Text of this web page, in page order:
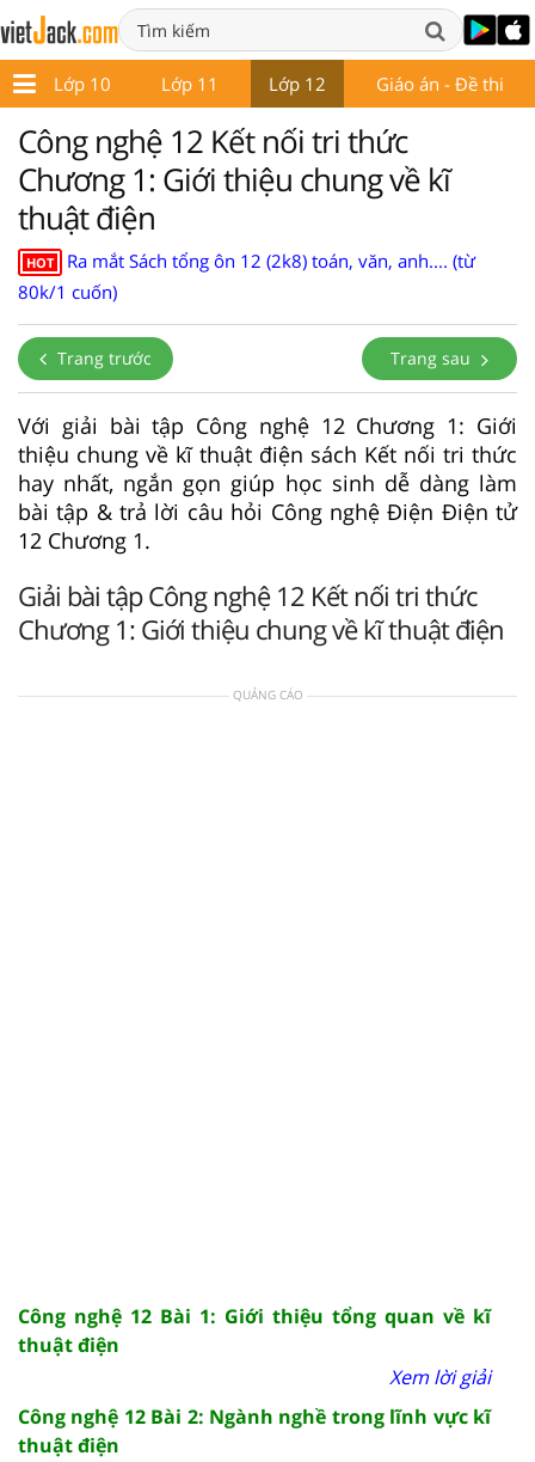
Lớp 10 Lớp 11 Lớp 12 Giáo án - Đề thi
Công nghệ 12 Kết nối tri thức
Chương 1: Giới thiệu chung về kĩ
thuật điện
HOT
Ra mắt Sách tổng ôn 12 (2k8) toán, văn, anh.... (từ
80k/1 cuốn)
Trang trước Trang sau
Với giải bài tập Công nghệ 12 Chương 1: Giới
thiệu chung về kĩ thuật điện sách Kết nối tri thức
hay nhất, ngắn gọn giúp học sinh dễ dàng làm
bài tập & trả lời câu hỏi Công nghệ Điện Điện tử
12 Chương 1.
Giải bài tập Công nghệ 12 Kết nối tri thức
Chương 1: Giới thiệu chung về kĩ thuật điện
QUẢNG CÁO
Công nghệ 12 Bài 1: Giới thiệu tổng quan về kĩ
thuật điện
Xem lời giải
Công nghệ 12 Bài 2: Ngành nghề trong lĩnh vực kĩ
thuật điện